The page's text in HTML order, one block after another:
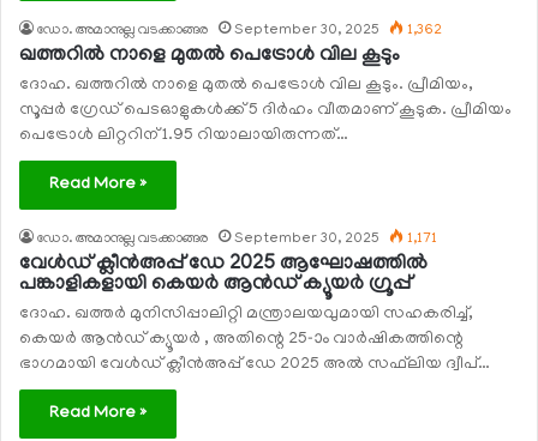
ഡോ. അമാനുല്ല വടക്കാങ്ങര September 30, 2025 1,362
ഖത്തറില്‍ നാളെ മുതല്‍ പെട്രോള്‍ വില കൂടും
ദോഹ. ഖത്തറില്‍ നാളെ മുതല്‍ പെട്രോള്‍ വില കൂടും. പ്രീമിയം,
സൂപ്പര്‍ ഗ്രേഡ് പെടഓളുകള്‍ക്ക് 5 ദിര്‍ഹം വീതമാണ് കൂടുക. പ്രീമിയം
പെട്രോള്‍ ലിറ്ററിന് 1.95 റിയാലായിരുന്നത്…
Read More »
ഡോ. അമാനുല്ല വടക്കാങ്ങര September 30, 2025 1,171
വേള്‍ഡ് ക്ലീന്‍അപ്പ് ഡേ 2025 ആഘോഷത്തില്‍
പങ്കാളികളായി കെയര്‍ ആന്‍ഡ് ക്യൂയര്‍ ഗ്രൂപ്പ്
ദോഹ. ഖത്തര്‍ മുനിസിപ്പാലിറ്റി മന്ത്രാലയവുമായി സഹകരിച്ച്,
കെയര്‍ ആന്‍ഡ് ക്യൂയര്‍ , അതിന്റെ 25-ാം വാര്‍ഷികത്തിന്റെ
ഭാഗമായി വേള്‍ഡ് ക്ലീന്‍അപ്പ് ഡേ 2025 അല്‍ സഫ്‌ലിയ ദ്വീപ്…
Read More »